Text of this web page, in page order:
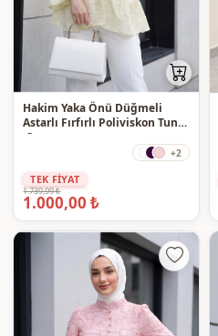
Hakim Yaka Önü Düğmeli
Astarlı Fırfırlı Poliviskon Tunik
-Sarı
+2
TEK FİYAT
1.739,99 ₺
1.000,00 ₺